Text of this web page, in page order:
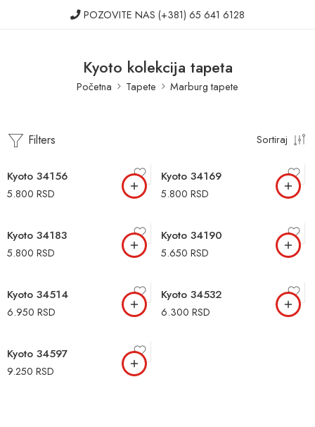
POZOVITE NAS (+381) 65 641 6128
Kyoto kolekcija tapeta
Početna Tapete Marburg tapete
Filters Sortiraj
Kyoto 34156
5.800 RSD
Kyoto 34169
5.800 RSD
Kyoto 34183
5.800 RSD
Kyoto 34190
5.650 RSD
Kyoto 34514
6.950 RSD
Kyoto 34532
6.300 RSD
Kyoto 34597
9.250 RSD